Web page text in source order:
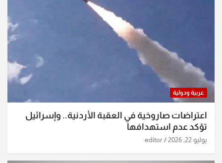
عربية ودولية
اعتراضات صاروخية في العقبة الأردنية.. وإسرائيل
تؤكد عدم استهدافها
يوليو 22, 2026 editor